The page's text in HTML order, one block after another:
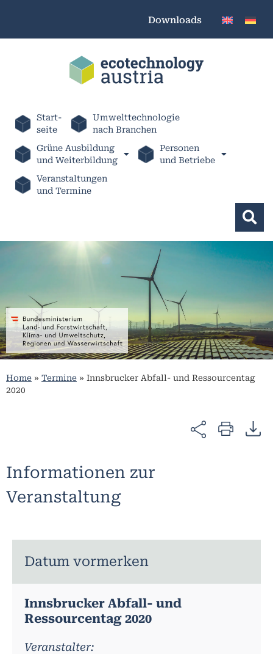
Downloads
Start-
seite
Umwelttechnologie
nach Branchen
Grüne Ausbildung
und Weiterbildung
Personen
und Betriebe
Veranstaltungen
und Termine
Home » Termine » Innsbrucker Abfall- und Ressourcentag
2020
Informationen zur
Veranstaltung
Datum vormerken
Innsbrucker Abfall- und
Ressourcentag 2020
Veranstalter: